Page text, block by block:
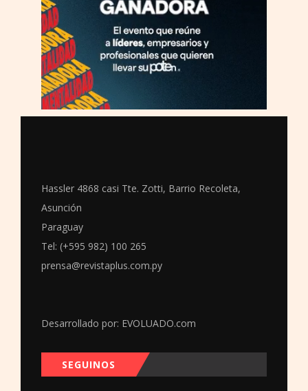
Hassler 4868 casi Tte. Zotti, Barrio Recoleta,
Asunción
Paraguay
Tel: (+595 982) 100 265
prensa@revistaplus.com.py
Desarrollado por: EVOLUADO.com
SEGUINOS